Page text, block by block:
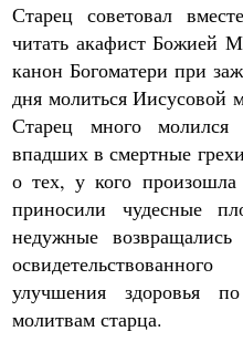
Старец советовал
читать акафист Божией
канон Богоматери при
дня молиться Иисусовой
Старец много
впадших в смертные
о тех, у кого
приносили чудесные
недужные
улучшения здоровья
молитвам старца.